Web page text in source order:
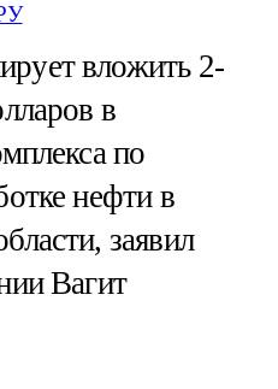
вложить 2-
в
по
нефти в
заявил
Вагит